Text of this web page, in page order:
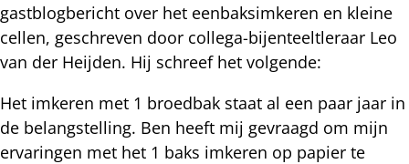
gastblogbericht over het eenbaksimkeren en kleine
cellen, geschreven door collega-bijenteeltleraar Leo
van der Heijden. Hij schreef het volgende:
Het imkeren met 1 broedbak staat al een paar jaar in
de belangstelling. Ben heeft mij gevraagd om mijn
ervaringen met het 1 baks imkeren op papier te